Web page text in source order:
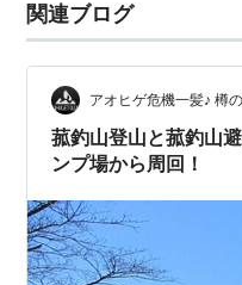
関連ブログ
アオヒゲ危機一髪♪ 樽
菰釣山登山と菰釣山
ンプ場から周回！